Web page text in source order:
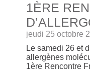
1ÈRE
jeudi 25 octobre
Le samedi 26 et
allergènes
1ère Rencontre